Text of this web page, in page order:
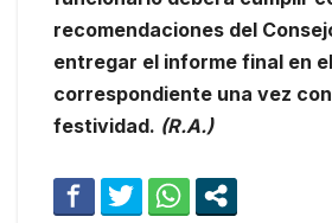
recomendaciones del
entregar el informe final en
correspondiente una vez
festividad. (R.A.)